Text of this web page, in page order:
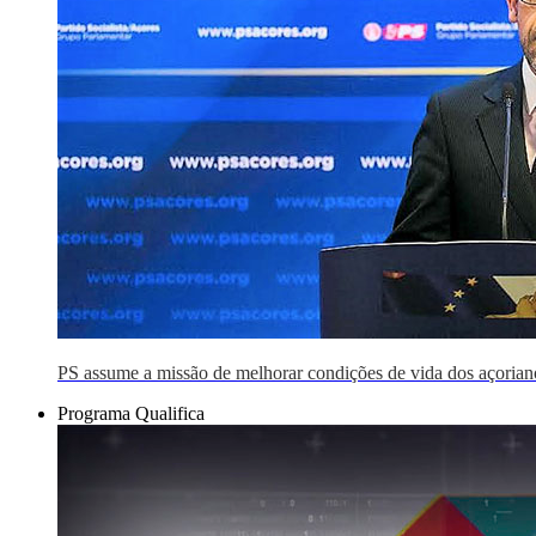
PS assume a missão de melhorar condições de vida dos
Programa Qualifica